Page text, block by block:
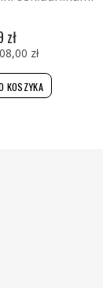
zł
zł
KOSZYKA